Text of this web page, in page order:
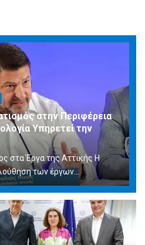
στην Περιφέρεια
Υπηρετεί την
στα Έργα της Αττικής Η
των έργων...